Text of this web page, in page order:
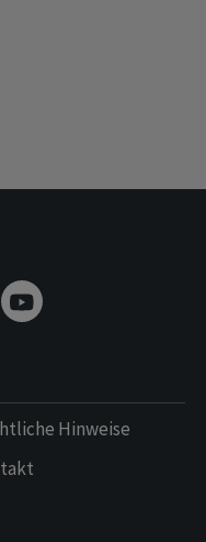
Hinweise